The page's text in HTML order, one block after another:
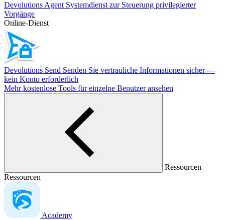
Devolutions Agent Systemdienst zur Steuerung privilegierter
Vorgänge
Online-Dienst
Devolutions Send Senden Sie vertrauliche Informationen sicher —
kein Konto erforderlich
Mehr kostenlose Tools für einzelne Benutzer ansehen
Ressourcen
Ressourcen
Academy